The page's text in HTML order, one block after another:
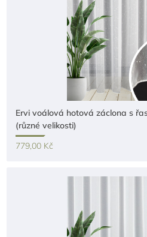
Ervi voálová hotová záclona s
(různé velikosti)
779,00 Kč